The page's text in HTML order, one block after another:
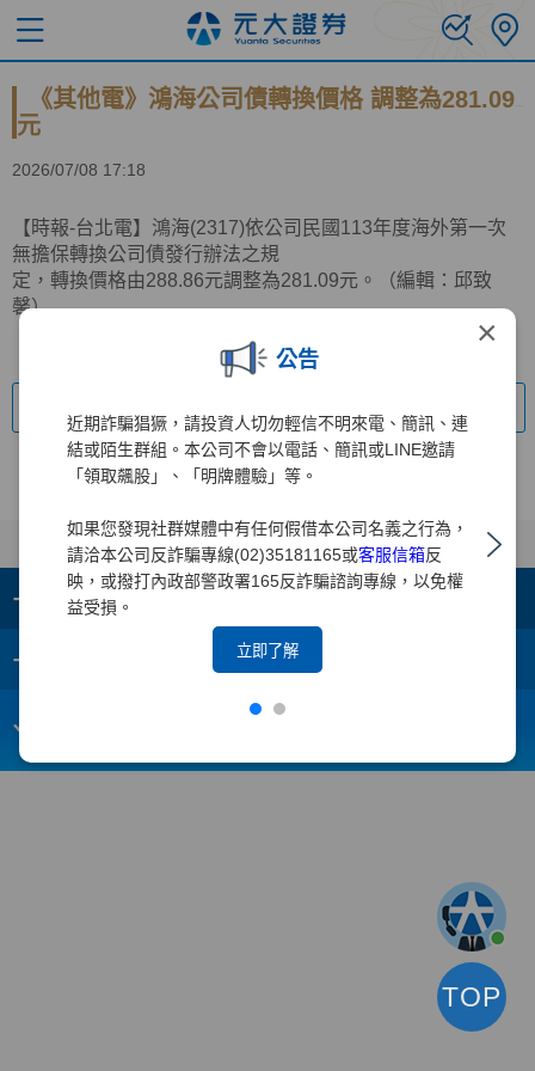
×
公告
近期詐騙猖獗，請投資人切勿輕信不明來電、簡訊、連
結或陌生群組。本公司不會以電話、簡訊或LINE邀請
「領取飆股」、「明牌體驗」等。
如果您發現社群媒體中有任何假借本公司名義之行為，
請洽本公司反詐騙專線(02)35181165或客服信箱反
映，或撥打內政部警政署165反詐騙諮詢專線，以免權
益受損。
立即了解
《其他電》鴻海公司債轉換價格 調整為281.09
元
2026/07/08 17:18
【時報-台北電】鴻海(2317)依公司民國113年度海外第一次
無擔保轉換公司債發行辦法之規
定，轉換價格由288.86元調整為281.09元。（編輯：邱致
馨）
+ 集團成員
+
webmaster@yuanta.com
TOP